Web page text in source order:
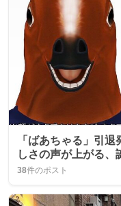
「ばあちゃる」引
しさの声が上がる、
38件のポスト